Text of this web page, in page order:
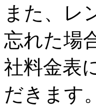
また、レ
忘れた場
社料金表
だきます